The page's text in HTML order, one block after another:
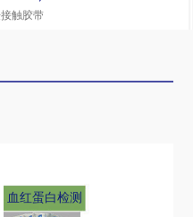
触胶带
血红蛋白检测